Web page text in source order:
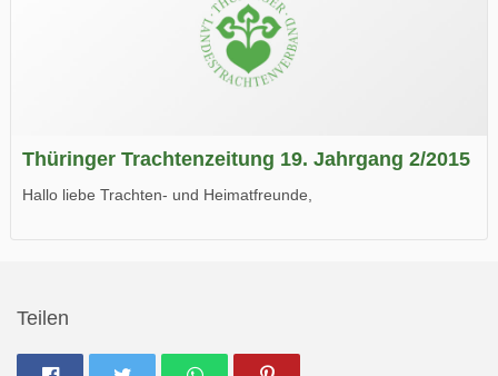
Thüringer Trachtenzeitung 19. Jahrgang 2/2015
Hallo liebe Trachten- und Heimatfreunde,
Teilen